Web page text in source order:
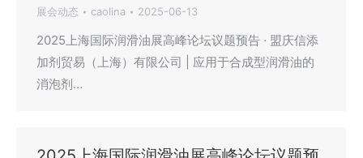
展会动态 caolina 2025-06-13
2025上海国际润滑油展高峰论坛议题预告 · 盟庆信添
加剂贸易（上海）有限公司 | 应用于合成型润滑油的
消泡剂…